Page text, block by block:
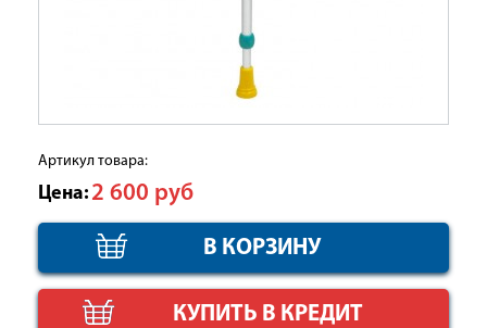
Артикул товара:
Цена: 2 600 руб
КУПИТЬ В КРЕДИТ